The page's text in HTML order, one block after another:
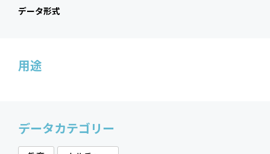
データ形式
用途
データカテゴリー